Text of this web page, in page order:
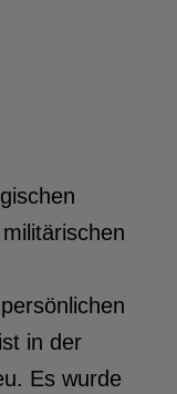
in der
Es wurde